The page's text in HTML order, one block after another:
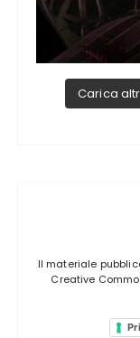
Carica
Il materiale
Creative